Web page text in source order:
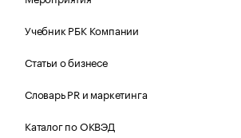
Учебник РБК Компании
Статьи о бизнесе
Словарь PR и маркетинга
Каталог по ОКВЭД